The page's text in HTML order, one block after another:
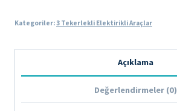
Kategoriler:3 Tekerlekli Elektirikli Araçlar
Açıklama
Değerlendirmeler (0)